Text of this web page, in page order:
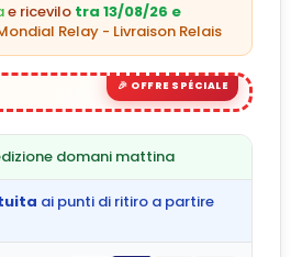
e ricevilo tra 13/08/26 e
Relay - Livraison Relais
domani mattina
ai punti di ritiro a partire